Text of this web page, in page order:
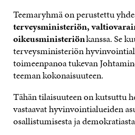
Teemaryhmä on perustettu
terveysministeriön,
oikeusministeriönkanssa. Se
terveysministeriön
toimeenpanoa tukevan
teeman kokonaisuuteen.
Tähän tilaisuuteen on kutsuttu
vastaavat hyvinvointialueiden
osallistumisesta ja